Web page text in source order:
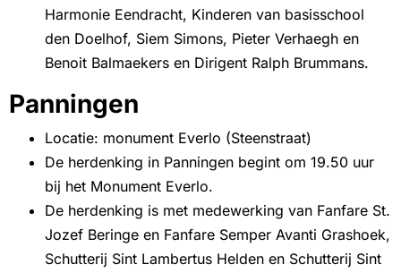
Harmonie Eendracht, Kinderen van basisschool
den Doelhof, Siem Simons, Pieter Verhaegh en
Benoit Balmaekers en Dirigent Ralph Brummans.
Panningen
Locatie: monument Everlo (Steenstraat)
De herdenking in Panningen begint om 19.50 uur
bij het Monument Everlo.
De herdenking is met medewerking van Fanfare St.
Jozef Beringe en Fanfare Semper Avanti Grashoek,
Schutterij Sint Lambertus Helden en Schutterij Sint